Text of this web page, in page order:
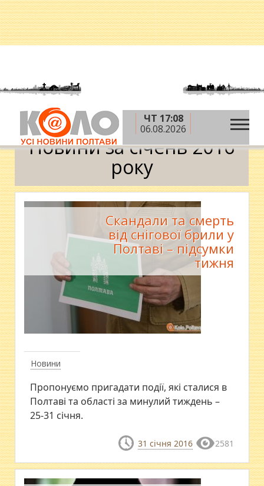
ЧТ 17:08
06.08.2026
Головна » 2016 рік » січень Календар
Новини за січень 2016
року
Новини
Скандали та смерть
від снігової брили у
Полтаві – підсумки
тижня
Пропонуємо пригадати події, які сталися в
Полтаві та області за минулий тиждень –
25-31 січня.
31 січня 2016 2581